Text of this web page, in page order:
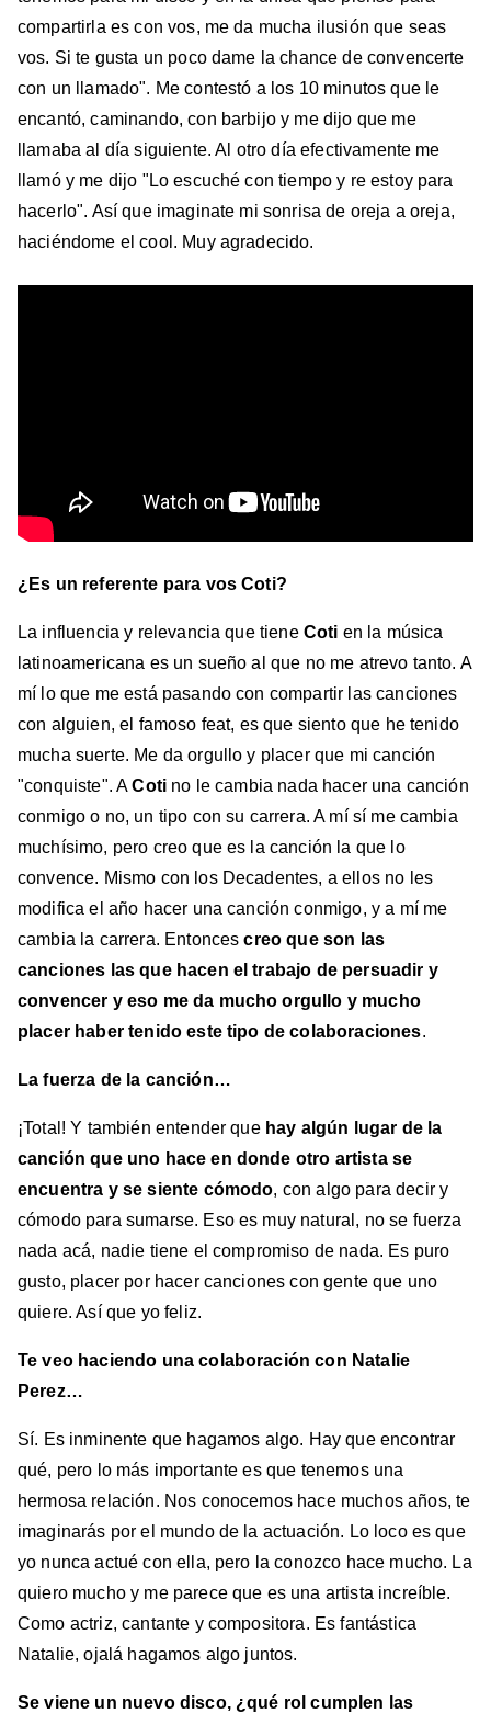
compartirla es con vos, me da mucha ilusión que seas
vos. Si te gusta un poco dame la chance de convencerte
con un llamado". Me contestó a los 10 minutos que le
encantó, caminando, con barbijo y me dijo que me
llamaba al día siguiente. Al otro día efectivamente me
llamó y me dijo "Lo escuché con tiempo y re estoy para
hacerlo". Así que imaginate mi sonrisa de oreja a oreja,
haciéndome el cool. Muy agradecido.
¿Es un referente para vos Coti?
La influencia y relevancia que tiene Coti en la música
latinoamericana es un sueño al que no me atrevo tanto. A
mí lo que me está pasando con compartir las canciones
con alguien, el famoso feat, es que siento que he tenido
mucha suerte. Me da orgullo y placer que mi canción
"conquiste". ACoti no le cambia nada hacer una canción
conmigo o no, un tipo con su carrera. A mí sí me cambia
muchísimo, pero creo que es la canción la que lo
convence. Mismo con los Decadentes, a ellos no les
modifica el año hacer una canción conmigo, y a mí me
cambia la carrera. Entoncescreo que son las
canciones las que hacen el trabajo de persuadir y
convencer y eso me da mucho orgullo y mucho
placer haber tenido este tipo de colaboraciones.
La fuerza de la canción…
¡Total! Y también entender que hay algún lugar de la
canción que uno hace en donde otro artista se
encuentra y se siente cómodo, con algo para decir y
cómodo para sumarse. Eso es muy natural, no se fuerza
nada acá, nadie tiene el compromiso de nada. Es puro
gusto, placer por hacer canciones con gente que uno
quiere. Así que yo feliz.
Te veo haciendo una colaboración con Natalie
Perez…
Sí. Es inminente que hagamos algo. Hay que encontrar
qué, pero lo más importante es que tenemos una
hermosa relación. Nos conocemos hace muchos años, te
imaginarás por el mundo de la actuación. Lo loco es que
yo nunca actué con ella, pero la conozco hace mucho. La
quiero mucho y me parece que es una artista increíble.
Como actriz, cantante y compositora. Es fantástica
Natalie, ojalá hagamos algo juntos.
Se viene un nuevo disco, ¿qué rol cumplen las